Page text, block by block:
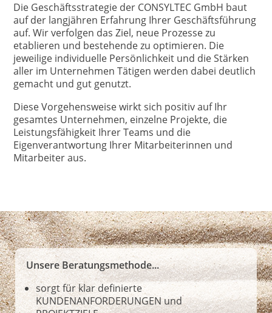
Die Geschäftsstrategie der CONSYLTEC GmbH baut
auf der langjähren Erfahrung Ihrer Geschäftsführung
auf. Wir verfolgen das Ziel, neue Prozesse zu
etablieren und bestehende zu optimieren. Die
jeweilige individuelle Persönlichkeit und die Stärken
aller im Unternehmen Tätigen werden dabei deutlich
gemacht und gut genutzt.
Diese Vorgehensweise wirkt sich positiv auf Ihr
gesamtes Unternehmen, einzelne Projekte, die
Leistungsfähigkeit Ihrer Teams und die
Eigenverantwortung Ihrer Mitarbeiterinnen und
Mitarbeiter aus.
Unsere Beratungsmethode...
sorgt für klar definierte
KUNDENANFORDERUNGEN und